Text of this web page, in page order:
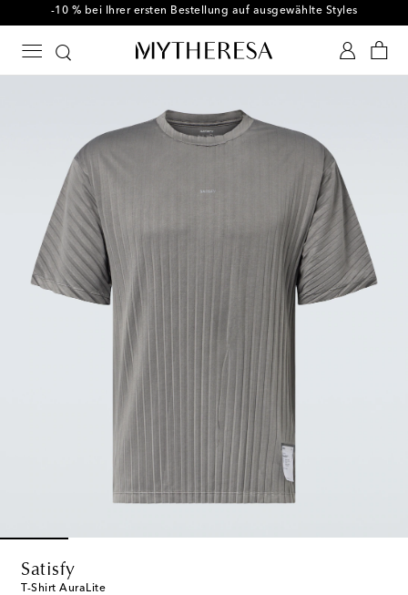
-10 % bei Ihrer ersten Bestellung auf ausgewählte Styles
Satisfy
T-Shirt AuraLite